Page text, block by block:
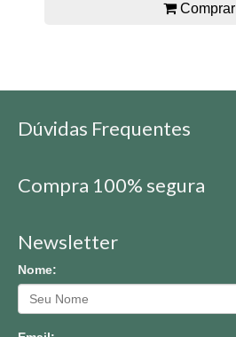
Comprar
Dúvidas Frequentes
Compra 100% segura
Newsletter
Nome: